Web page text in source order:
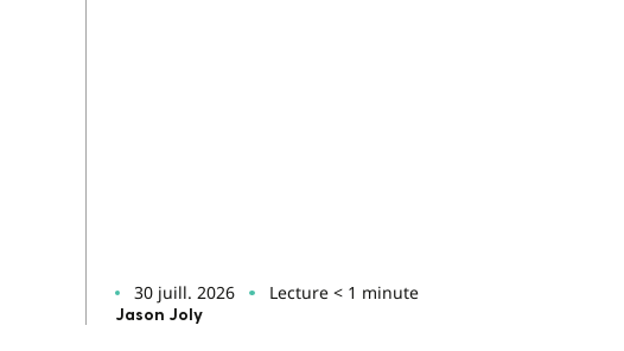
30 juill. 2026 Lecture < 1 minute
Jason Joly